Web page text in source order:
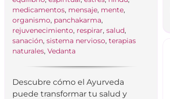
medicamentos, mensaje, mente,
organismo, panchakarma,
rejuvenecimiento, respirar,salud,
sanación,sistema nervioso,terapias
naturales,Vedanta
Descubre cómo el Ayurveda
puede transformar tu salud y